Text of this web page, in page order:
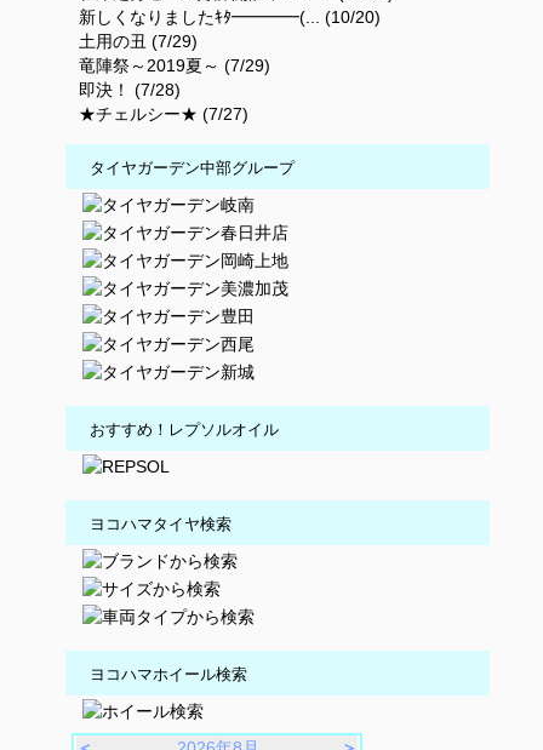
新しくなりましたｷﾀ━━━━(... (10/20)
土用の丑 (7/29)
竜陣祭～2019夏～ (7/29)
即決！ (7/28)
★チェルシー★ (7/27)
タイヤガーデン中部グループ
おすすめ！レプソルオイル
ヨコハマタイヤ検索
ヨコハマホイール検索